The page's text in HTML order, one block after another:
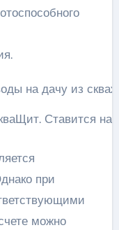
Ставится
при
можно